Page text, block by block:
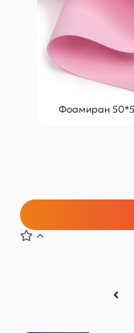
Фоамиран